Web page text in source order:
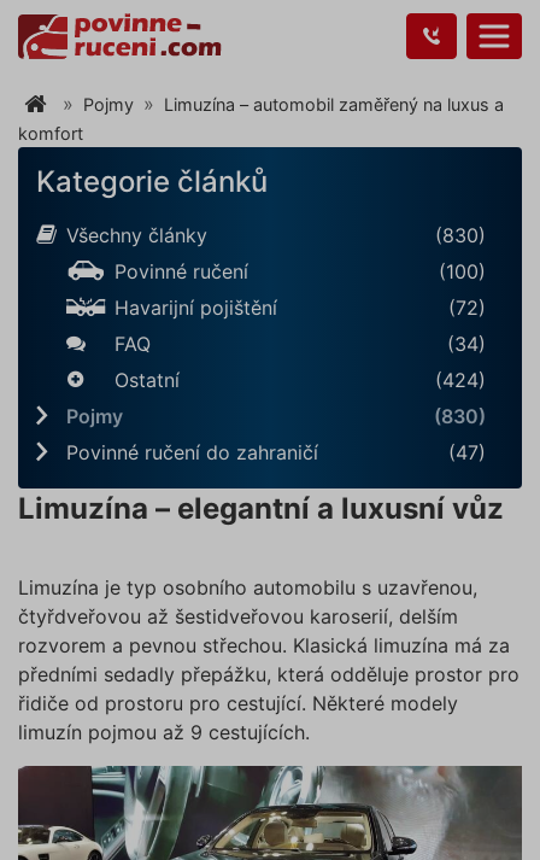
Pojmy
Limuzína – automobil zaměřený na luxus a
komfort
Kategorie článků
Všechny články
(830)
Povinné ručení
(100)
Havarijní pojištění
(72)
FAQ
(34)
Ostatní
(424)
Pojmy
(830)
Povinné ručení do zahraničí
(47)
Limuzína – elegantní a luxusní vůz
Limuzína je typ osobního automobilu s uzavřenou,
čtyřdveřovou až šestidveřovou karoserií, delším
rozvorem a pevnou střechou. Klasická limuzína má za
předními sedadly přepážku, která odděluje prostor pro
řidiče od prostoru pro cestující. Některé modely
limuzín pojmou až 9 cestujících.